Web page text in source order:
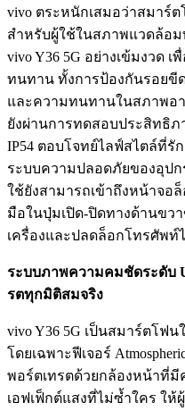
vivo ตระหนักเสมอว่าสมาร์
สำหรับผู้ใช้ในสภาพแวดล้อ
vivo Y36 5G อย่างเข้มงวด
ทนทาน ทั้งการป้องกันรอยขี
และความทนทานในสภาพอา
ยังผ่านการทดสอบประสิทธิ
IP54 ตอบโจทย์ไลฟ์สไตล์ที่รั
ระบบความปลอดภัยของอุป
ใช้ยังสามารถเข้าถึงหน้าจอ
มือในปุ่มเปิด-ปิดทางด้านขว
เครื่องและปลดล็อกโทรศัพท์
ระบบภาพความคมชัดระดับ
รตทุกมิติสมจริง
vivo Y36 5G เป็นสมาร์ตโฟ
โดยเฉพาะฟีเจอร์
พอร์ตเทรตด้วยกล้องหน้าที่มี
เอฟเฟ็กต์แสงที่ไม่ซ้ำใคร ใ